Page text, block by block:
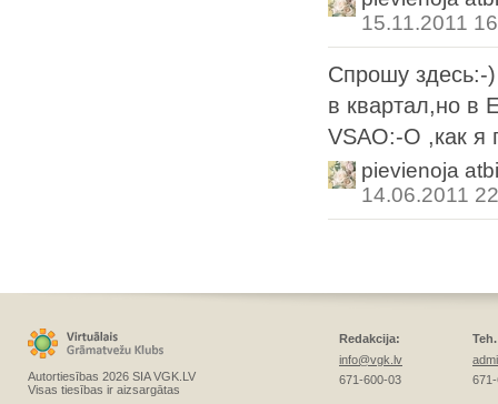
15.11.2011
Спрошу здесь:-
в квартал,но в
VSAO:-O ,как
pievienoja
14.06.2011
Autortiesības 2026 SIA VGK.LV
Visas tiesības ir aizsargātas
Redakcija:
info@vgk.lv
671-600-03